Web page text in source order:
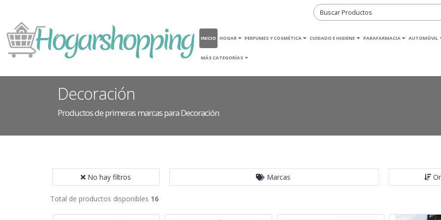
INICIO HOGAR PERFUMES Y COSMÉTICA CUIDADO E HIGIENE PARAFARMACIA AUTOMÓVIL
MÁS CATEGORÍAS
Decoración
Productos de primeras marcas para Decoración
No hay filtros Marcas
Total de productos disponibles 16